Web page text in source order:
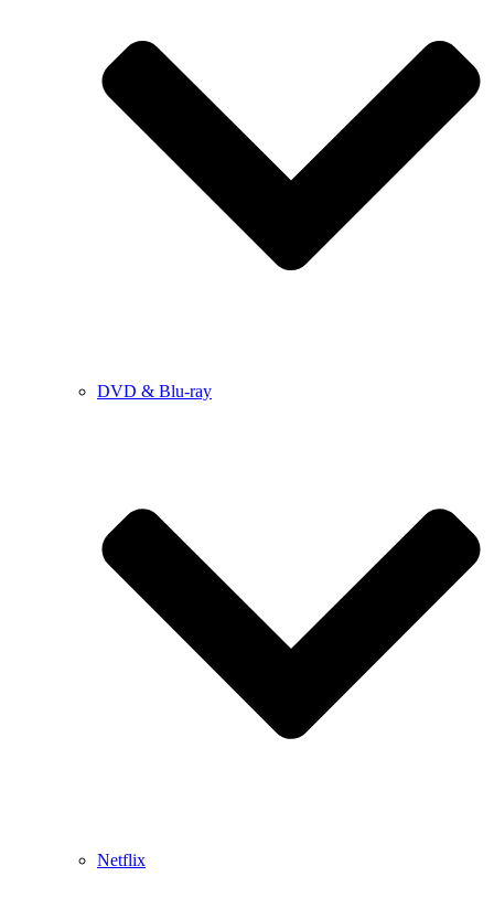
DVD & Blu-ray
Netflix